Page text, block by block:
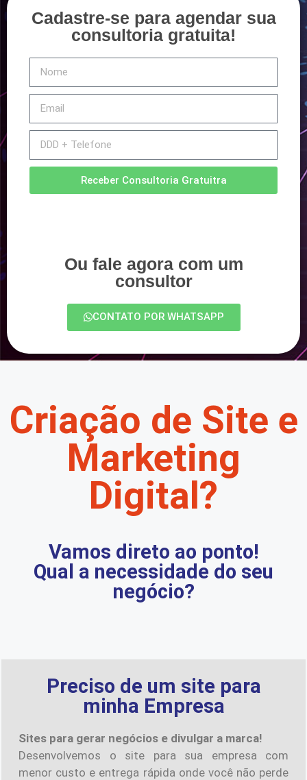
Cadastre-se para agendar sua
consultoria gratuita!
Receber Consultoria Gratuitra
Ou fale agora com um
consultor
CONTATO POR WHATSAPP
Criação de Site e
Marketing
Digital?
Vamos direto ao ponto!
Qual a necessidade do seu
negócio?
Preciso de um site para
minha Empresa
Sites para gerar negócios e divulgar a marca!
Desenvolvemos o site para sua empresa com
menor custo e entrega rápida onde você não perde